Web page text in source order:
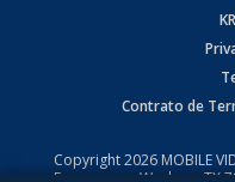
Contrato de
Copyright2026 MOBILE